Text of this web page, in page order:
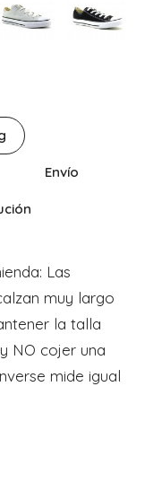
Envío
Las
muy largo
la talla
NO cojer una
mide igual